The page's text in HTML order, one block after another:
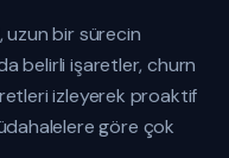
uzun bir sürecin
belirli işaretler, churn
izleyerek proaktif
göre çok